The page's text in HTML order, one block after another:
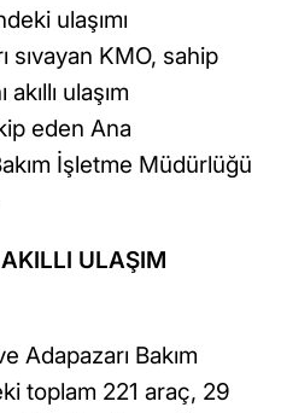
ulaşımı
sıvayan KMO, sahip
ulaşım
eden Ana
İşletme Müdürlüğü
ULAŞIM
Adapazarı Bakım
toplam 221 araç, 29